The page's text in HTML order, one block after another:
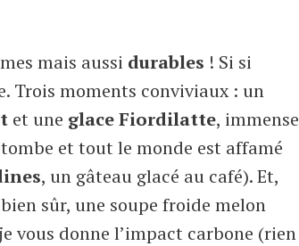
mais aussi durables ! Si si
Trois moments conviviaux : un
et une glace Fiordilatte, immense
et tout le monde est affamé
, un gâteau glacé au café). Et,
bien sûr, une soupe froide melon
vous donne l’impact carbone (rien